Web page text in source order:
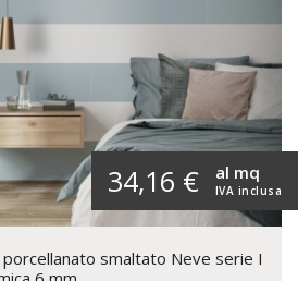
34,16 € IVA inclusa
al mq
smaltato Neve serie I